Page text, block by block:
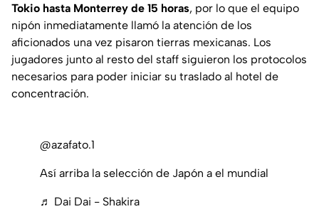
Tokio hasta Monterrey de 15 horas, por lo que el equipo
nipón inmediatamente llamó la atención de los
aficionados una vez pisaron tierras mexicanas. Los
jugadores junto al resto del staff siguieron los protocolos
necesarios para poder iniciar su traslado al hotel de
concentración.
@azafato.1
Así arriba la selección de Japón a el mundial
♬ Dai Dai - Shakira